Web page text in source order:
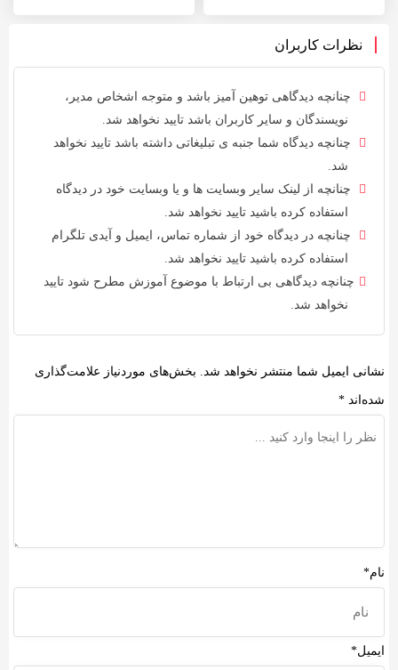
نظرات کاربران
چنانچه دیدگاهی توهین آمیز باشد و متوجه اشخاص مدیر،
نویسندگان و سایر کاربران باشد تایید نخواهد شد.
چنانچه دیدگاه شما جنبه ی تبلیغاتی داشته باشد تایید نخواهد
شد.
چنانچه از لینک سایر وبسایت ها و یا وبسایت خود در دیدگاه
استفاده کرده باشید تایید نخواهد شد.
چنانچه در دیدگاه خود از شماره تماس، ایمیل و آیدی تلگرام
استفاده کرده باشید تایید نخواهد شد.
چنانچه دیدگاهی بی ارتباط با موضوع آموزش مطرح شود تایید
نخواهد شد.
نشانی ایمیل شما منتشر نخواهد شد. بخش‌های موردنیاز علامت‌گذاری
شده‌اند *
نام*
ایمیل*